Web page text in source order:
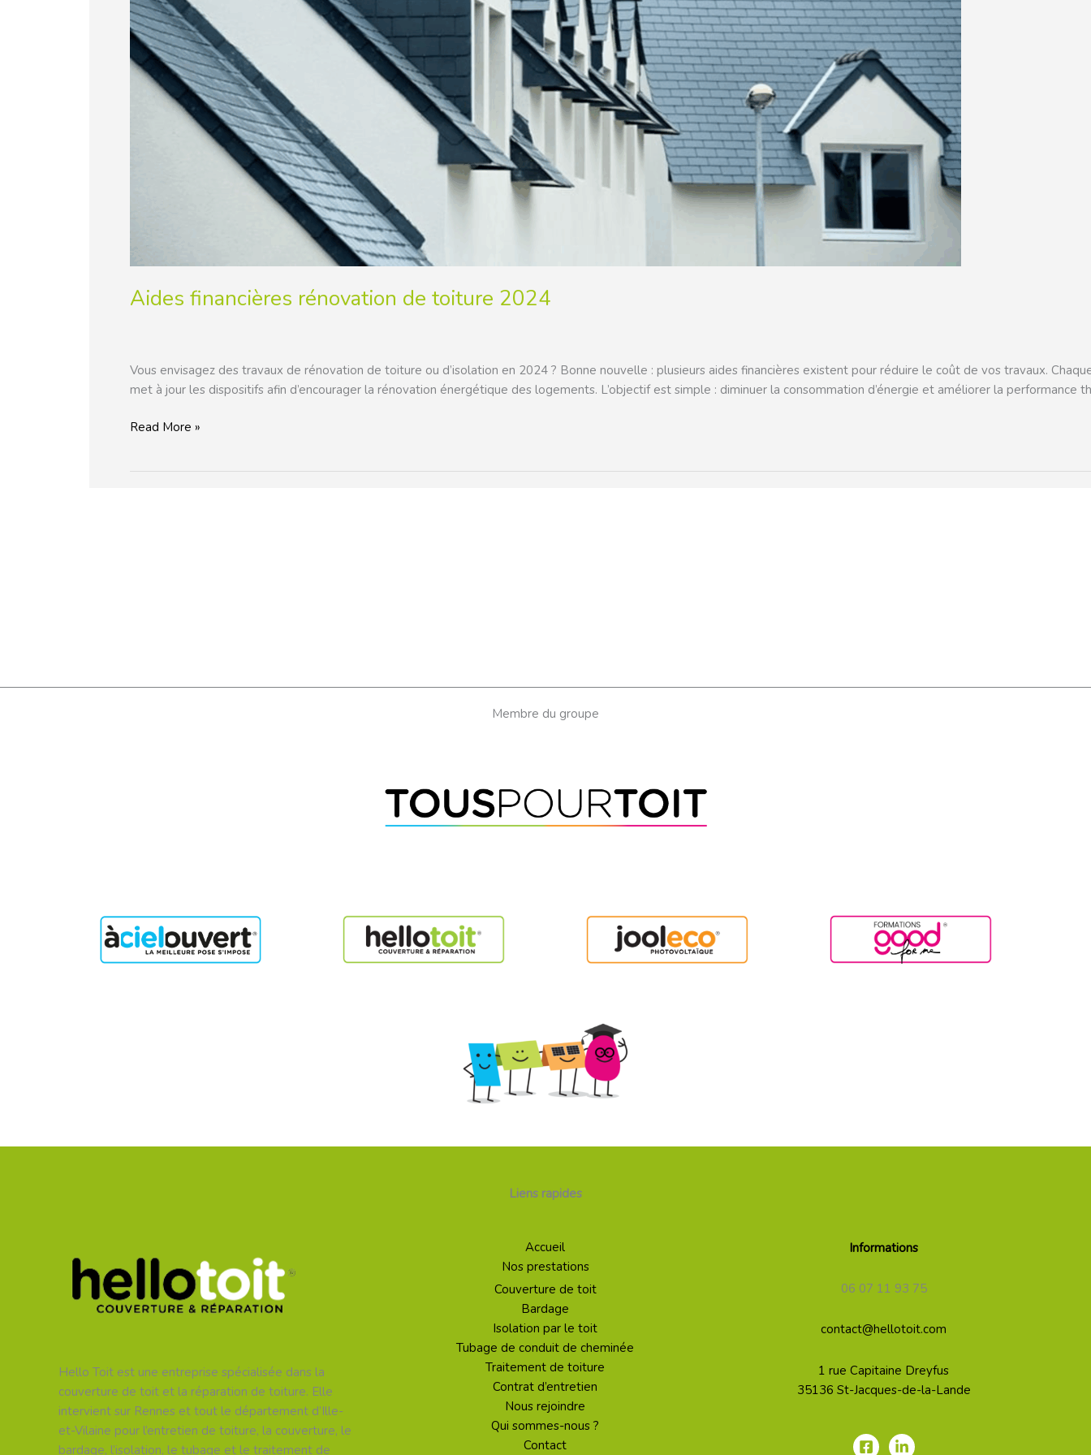
Aides financières rénovation de toiture 2024
Vous envisagez des travaux de rénovation de toiture ou d’isolation en 2024 ? Bonne nouvelle : plusieurs aides financières existent pour réduire le coût de vos travaux.
met à jour les dispositifs afin d’encourager la rénovation énergétique des logements. L’objectif est simple : diminuer la consommation d’énergie et améliorer la performance
Read More »
Membre du groupe
Hello Toit est une entreprise spécialisée dans la
couverture de toit et la réparation de toiture. Elle
intervient sur Rennes et tout le département d’Ille-
et-Vilaine pour l’entretien de toiture, la couverture, le
bardage, l’isolation, le tubage et le traitement de
Liens rapides
Accueil
Nos prestations
Couverture de toit
Bardage
Isolation par le toit
Tubage de conduit de cheminée
Traitement de toiture
Contrat d’entretien
Nous rejoindre
Qui sommes-nous ?
Contact
Informations
06 07 11 93 75
contact@hellotoit.com
1 rue Capitaine Dreyfus
35136 St-Jacques-de-la-Lande